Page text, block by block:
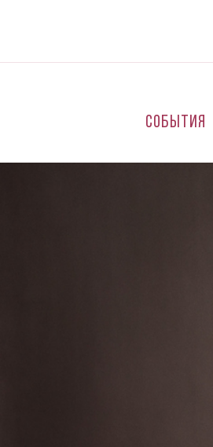
События